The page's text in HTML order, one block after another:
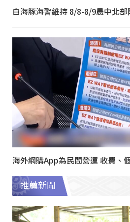
白海豚海警維持 8/8-8/9晨中北部
海外網購App為民間營運 收費、
推薦新聞